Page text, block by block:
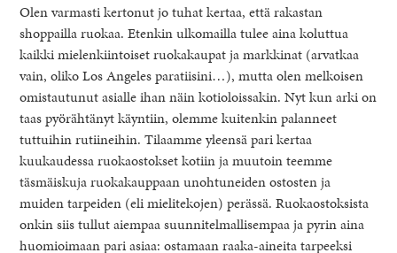
healthy living + good
Olen varmasti kertonut jo tuhat kertaa, että rakastan
shoppailla ruokaa. Etenkin ulkomailla tulee aina koluttua
kaikki mielenkiintoiset ruokakaupat ja markkinat (arvatkaa
vain, oliko Los Angeles paratiisini…), mutta olen melkoisen
omistautunut asialle ihan näin kotioloissakin. Nyt kun arki on
taas pyörähtänyt käyntiin, olemme kuitenkin palanneet
tuttuihin rutiineihin. Tilaamme yleensä pari kertaa
kuukaudessa ruokaostokset kotiin ja muutoin teemme
täsmäiskuja ruokakauppaan unohtuneiden ostosten ja
muiden tarpeiden (eli mielitekojen) perässä. Ruokaostoksista
onkin siis tullut aiempaa suunnitelmallisempaa ja pyrin aina
huomioimaan pari asiaa: ostamaan raaka-aineita tarpeeksi